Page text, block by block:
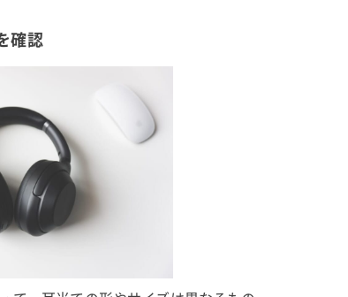
確認